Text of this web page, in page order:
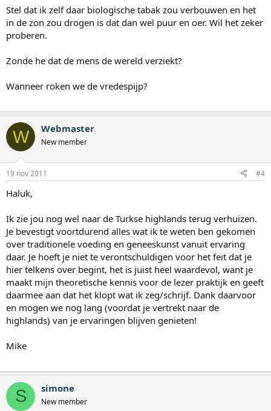
Stel dat ik zelf daar biologische tabak zou verbouwen en het
in de zon zou drogen is dat dan wel puur en oer. Wil het zeker
proberen.
Zonde he dat de mens de wereld verziekt?
Wanneer roken we de vredespijp?
W Webmaster
New member
19 nov 2011 #4
Haluk,
Ik zie jou nog wel naar de Turkse highlands terug verhuizen.
Je bevestigt voortdurend alles wat ik te weten ben gekomen
over traditionele voeding en geneeskunst vanuit ervaring
daar. Je hoeft je niet te verontschuldigen voor het feit dat je
hier telkens over begint, het is juist heel waardevol, want je
maakt mijn theoretische kennis voor de lezer praktijk en geeft
daarmee aan dat het klopt wat ik zeg/schrijf. Dank daarvoor
en mogen we nog lang (voordat je vertrekt naar de
highlands) van je ervaringen blijven genieten!
Mike
S simone
New member